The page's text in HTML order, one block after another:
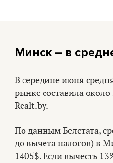
Минск – в
В середине июня
рынке составила около
Realt.by.
По данным Белстата,
до вычета налогов) в
1405$. Если вычесть